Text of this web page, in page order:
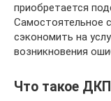
приобретается
Самостоятельное
сэкономить на
возникновения
Что такое